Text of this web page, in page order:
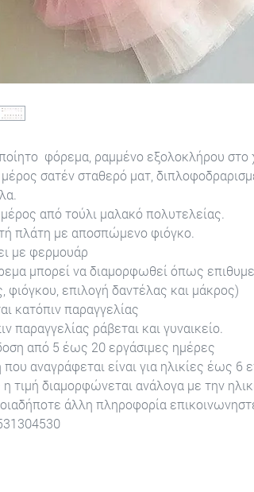
φόρεμα, ραμμένο εξολοκλήρου στο
σατέν σταθερό ματ,
από τούλι μαλακό πολυτελείας.
πλάτη με αποσπώμενο φιόγκο.
με φερμουάρ
μπορεί να διαμορφωθεί όπως
φιόγκου, επιλογή δαντέλας και μάκρος)
κατόπιν παραγγελίας
παραγγελίας ράβεται και γυναικείο.
από 5 έως 20 εργάσιμες ημέρες
που αναγράφεται είναι για ηλικίες έως
τιμή διαμορφώνεται ανάλογα με την
άλλη πληροφορία